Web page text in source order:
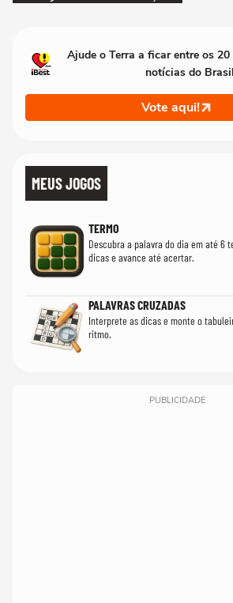
Ajude o Terra a ficar entre os
notícias do
Vote aqui!
MEUS JOGOS
TERMO
Descubra a palavra do dia em até 6
dicas e avance até acertar.
PALAVRAS CRUZADAS
Interprete as dicas e monte o
ritmo.
PUBLICIDADE